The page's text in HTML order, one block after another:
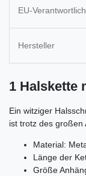
EU-
Hersteller
1 Halskette
Ein witziger
ist trotz des großen
Material:
Länge der
Größe